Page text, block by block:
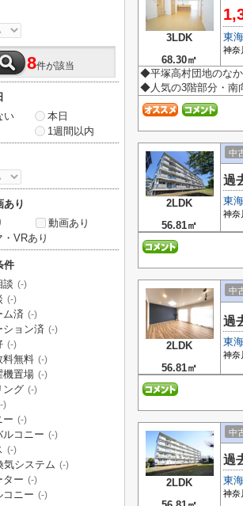
3LDK
68.30㎡
東
神奈
◆平塚高村団地のな
◆人気の3階部分・南
2LDK
56.81㎡
中
過
東
神奈
2LDK
56.81㎡
中
過
東
神奈
2LDK
中
過
東
神奈
8件が該当
い
本日
1週間以内
あり
動画あり
VRあり
件
談 (-)
(-)
ム済 (-)
ション済 (-)
(-)
料無料 (-)
機置場 (-)
ング (-)
)
ー (-)
ルコニー (-)
(-)
気システム (-)
ター (-)
コニー (-)